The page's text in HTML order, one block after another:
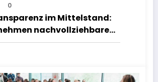
0
im Mittelstand:
nachvollziehbare
schaffen